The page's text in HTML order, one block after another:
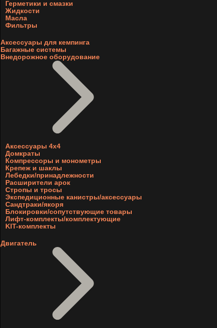
Герметики и смазки
Жидкости
Масла
Фильтры
Аксессуары для кемпинга
Багажные системы
Внедорожное оборудование
Аксессуары 4х4
Домкраты
Компрессоры и монометры
Крепеж и шаклы
Лебедки/принадлежности
Расширители арок
Стропы и тросы
Экспедиционные канистры/аксессуары
Сандтраки/якоря
Блокировки/сопутствующие товары
Лифт-комплекты/комплектующие
KIT-комплекты
Двигатель